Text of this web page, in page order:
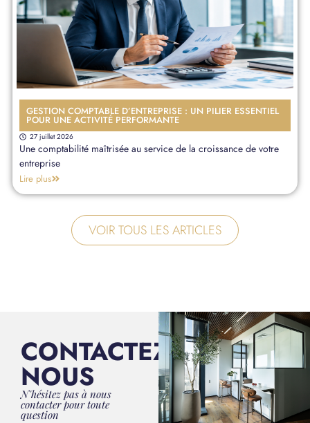
GESTION COMPTABLE D’ENTREPRISE : UN PILIER ESSENTIEL
POUR UNE ACTIVITÉ PERFORMANTE
27 juillet 2026
Une comptabilité maîtrisée au service de la croissance de votre
entreprise
Lire plus
VOIR TOUS LES ARTICLES
CONTACTEZ-
NOUS
N'hésitez pas à nous
contacter pour toute
question